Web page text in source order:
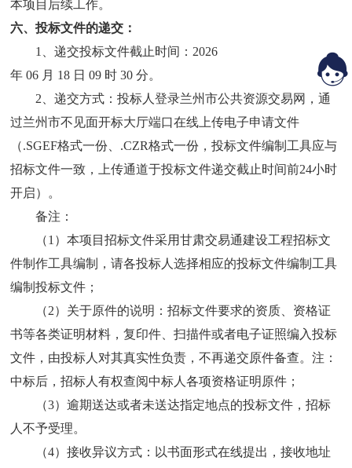
本项目后续工作。
六、投标文件的递交：
1、递交投标文件截止时间：2026
年 06 月 18 日 09 时 30分。
2、递交方式：投标人登录兰州市公共资源交易网，通
过兰州市不见面开标大厅端口在线上传电子申请文件
（.SGEF格式一份、.CZR格式一份，投标文件编制工具应与
招标文件一致，上传通道于投标文件递交截止时间前24小时
开启）。
备注：
（1）本项目招标文件采用甘肃交易通建设工程招标文
件制作工具编制，请各投标人选择相应的投标文件编制工具
编制投标文件；
（2）关于原件的说明：招标文件要求的资质、资格证
书等各类证明材料，复印件、扫描件或者电子证照编入投标
文件，由投标人对其真实性负责，不再递交原件备查。注：
中标后，招标人有权查阅中标人各项资格证明原件；
（3）逾期送达或者未送达指定地点的投标文件，招标
人不予受理。
（4）接收异议方式 ：以书面形式在线提出，接收地址